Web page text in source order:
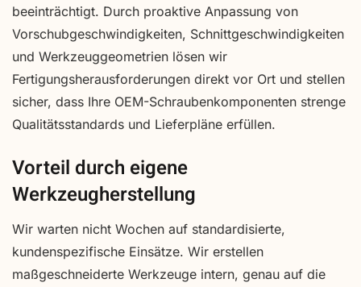
beeinträchtigt. Durch proaktive Anpassung von
Vorschubgeschwindigkeiten, Schnittgeschwindigkeiten
und Werkzeuggeometrien lösen wir
Fertigungsherausforderungen direkt vor Ort und stellen
sicher, dass Ihre OEM-Schraubenkomponenten strenge
Qualitätsstandards und Lieferpläne erfüllen.
Vorteil durch eigene
Werkzeugherstellung
Wir warten nicht Wochen auf standardisierte,
kundenspezifische Einsätze. Wir erstellen
maßgeschneiderte Werkzeuge intern, genau auf die